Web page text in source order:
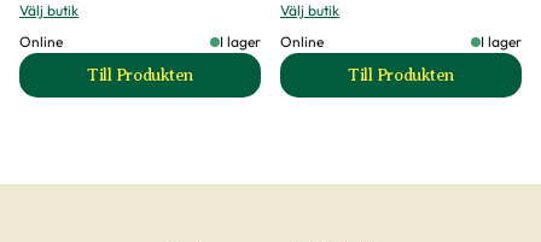
Välj butik
Online
I lager
Till Produkten
till Blomstergödsel Stroller natur produktsida
Välj butik
Online
I lager
Till Produkten
till Planteringsjord